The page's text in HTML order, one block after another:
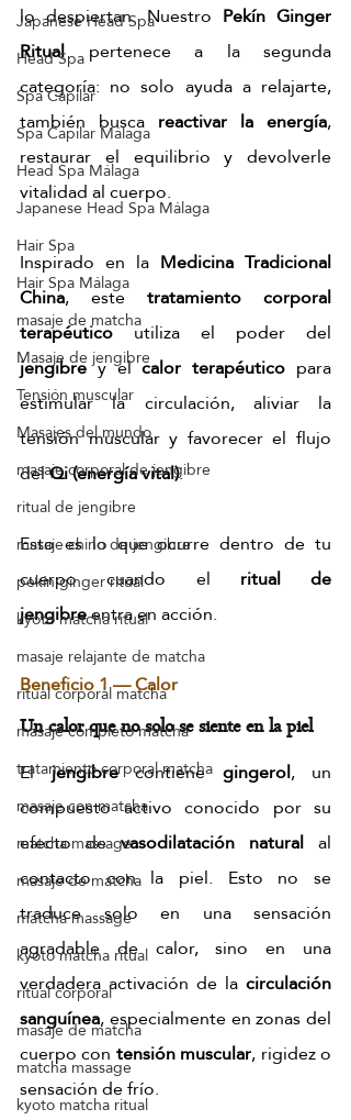
Japanese Head Spa
Head Spa
Spa Capilar
Spa Capilar Málaga
Head Spa Málaga
Japanese Head Spa Málaga
Hair Spa
Hair Spa Málaga
masaje de matcha
Masaje de jengibre
Tensión muscular
Masajes del mundo
masaje corporal de jengibre
ritual de jengibre
masaje chino de jengibre
pekín ginger ritual
kyoto matcha ritual
masaje relajante de matcha
ritual corporal matcha
masaje completo matcha
tratamiento corporal matcha
masaje con matcha
matcha massage
masaje de matcha
matcha massage
kyoto matcha ritual
ritual corporal
masaje de matcha
matcha massage
kyoto matcha ritual
lo despiertan. Nuestro Pekín Ginger
Ritual pertenece a la segunda
categoría: no solo ayuda a relajarte,
también busca reactivar la energía,
restaurar el equilibrio y devolverle
vitalidad al cuerpo.
Inspirado en la Medicina Tradicional
China, este tratamiento corporal
terapéutico
jengibre y el calor terapéutico para
estimular la circulación, aliviar la
tensión muscular y favorecer el flujo
del Qi (energía vital).
Esto es lo que ocurre dentro de tu
cuerpo cuando el ritual de
jengibre entra en acción.
Beneficio 1 — Calor
Un calor que no solo se siente en la piel
El jengibre contiene gingerol, un
compuesto activo conocido por su
efecto de vasodilatación natural al
contacto con la piel. Esto no se
traduce solo en una sensación
agradable de calor, sino en una
verdadera activación de la circulación
sanguínea, especialmente en zonas del
cuerpo con tensión muscular, rigidez o
sensación de frío.